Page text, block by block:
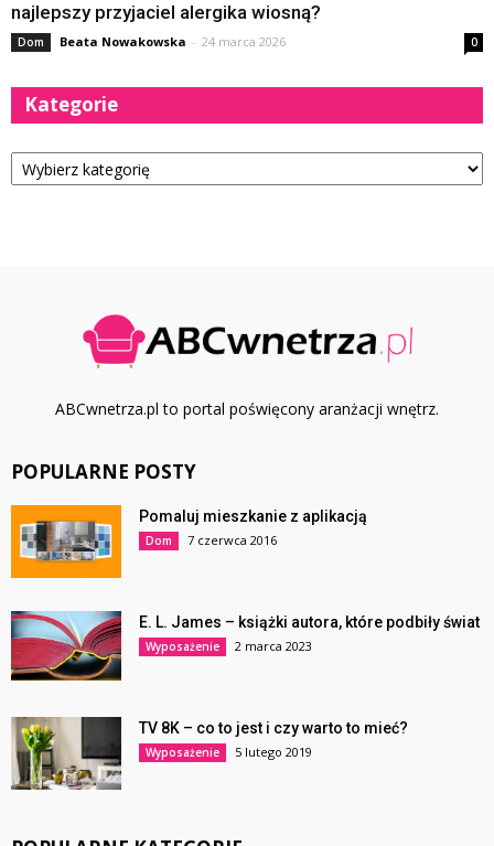
najlepszy przyjaciel alergika wiosną?
Dom Beata Nowakowska - 24 marca 2026 0
Kategorie
Kategorie
ABCwnetrza.pl to portal poświęcony aranżacji wnętrz.
POPULARNE POSTY
Pomaluj mieszkanie z aplikacją
Dom 7 czerwca 2016
E. L. James – książki autora, które podbiły świat
Wyposażenie 2 marca 2023
TV 8K – co to jest i czy warto to mieć?
Wyposażenie 5 lutego 2019